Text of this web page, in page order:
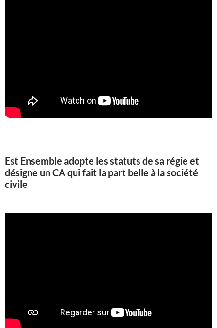
Est Ensemble adopte les statuts de sa régie et
désigne un CA qui fait la part belle à la société
civile